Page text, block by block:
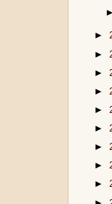
►
►
►
►
►
►
►
►
►